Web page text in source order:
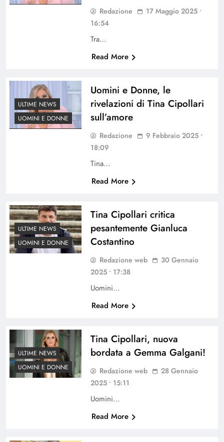
Redazione
17 Maggio 2025 •
16:54
Tra…
Read More
ULTIME NEWS
UOMINI E DONNE
Uomini e Donne, le
rivelazioni di Tina Cipollari
sull’amore
Redazione
9 Febbraio 2025 •
18:09
Tina…
Read More
ULTIME NEWS
UOMINI E DONNE
Tina Cipollari critica
pesantemente Gianluca
Costantino
Redazione web
30 Gennaio
2025 • 17:38
Uomini…
Read More
ULTIME NEWS
UOMINI E DONNE
Tina Cipollari, nuova
bordata a Gemma Galgani!
Redazione web
28 Gennaio
2025 • 15:11
Uomini…
Read More